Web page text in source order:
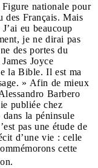
nationale pour
des Français. Mais
eu beaucoup
je ne dirai pas
des portes du
Joyce
la Bible. Il est ma
» Afin de mieux
Barbero
publiée chez
la péninsule
pas une étude de
d’une vie : celle
cette